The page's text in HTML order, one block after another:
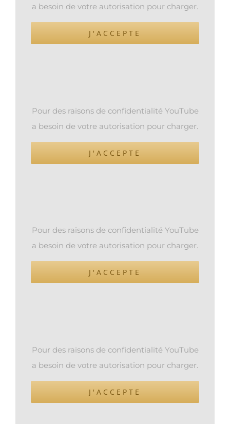
a besoin de votre autorisation pour charger.
J'ACCEPTE
Pour des raisons de confidentialité YouTube
a besoin de votre autorisation pour charger.
J'ACCEPTE
Pour des raisons de confidentialité YouTube
a besoin de votre autorisation pour charger.
J'ACCEPTE
Pour des raisons de confidentialité YouTube
a besoin de votre autorisation pour charger.
J'ACCEPTE